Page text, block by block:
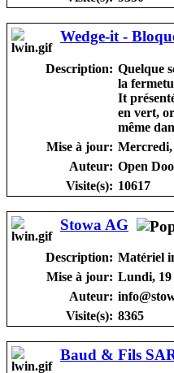
Wedge-it -
Description: Quelque
la
It
en vert,
même
Mise à jour: Mercredi,
Auteur: Open
Visite(s): 10617
Stowa AG
Description: Matériel
Mise à jour: Lundi, 19
Auteur:
Visite(s): 8365
Baud & Fils